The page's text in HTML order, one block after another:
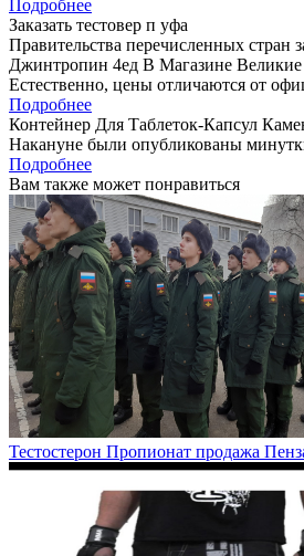
Подробнее
Заказать тестовер п уфа
Правительства перечисленных стран
Джинтропин 4ед В Магазине
Естественно, цены отличаются от
Подробнее
Контейнер Для Таблеток-Капсул
Накануне были опубликованы
Подробнее
Вам также может понравиться
Тестостерон Пропионат продажа